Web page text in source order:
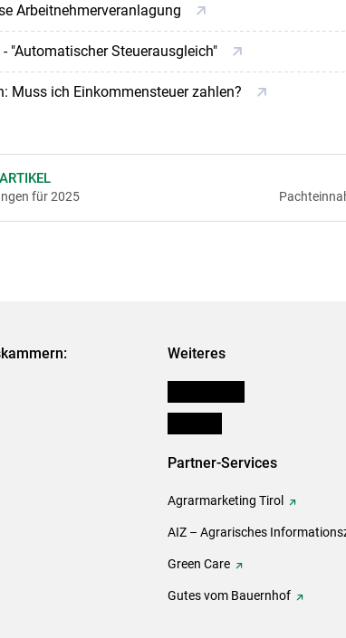
Arbeitnehmerveranlagung
"Automatischer Steuerausgleich"
Muss ich Einkommensteuer zahlen?
ARTIKEL
für 2025
Weiteres
Partner-Services
Agrarmarketing Tirol
AIZ – Agrarisches
Green Care
Gutes vom Bauernhof